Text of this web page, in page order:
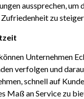
aussprechen, um
zu
Unternehmen
verfolgen und
schnell auf
Maß an Service zu